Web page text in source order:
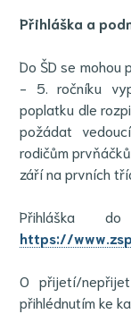
Přihláška a
Do ŠD se mohou
- 5. ročníku
poplatku dle
požádat
rodičům
září na prvních
Přihláška
https://
O přijetí/
přihlédnutím ke